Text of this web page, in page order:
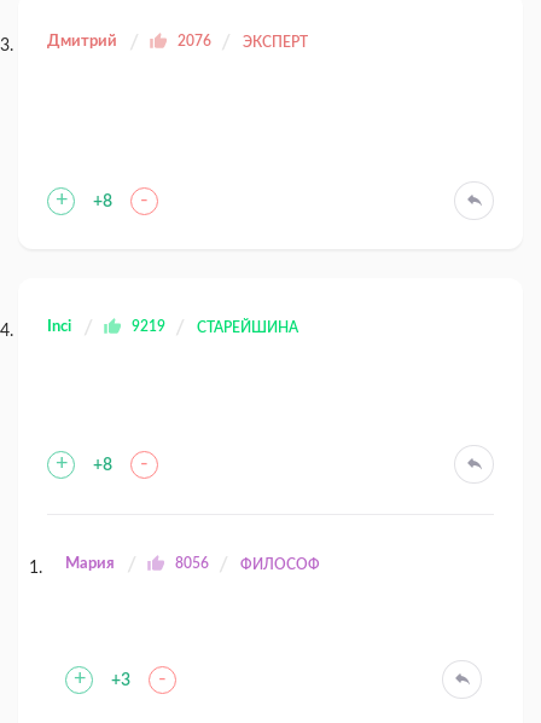
Дмитрий 2076 ЭКСПЕРТ
+ +8 -
Inci 9219 СТАРЕЙШИНА
+ +8 -
Мария 8056 ФИЛОСОФ
+ +3 -